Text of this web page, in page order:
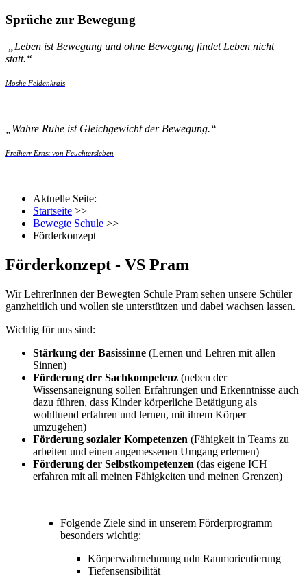
Sprüche zur Bewegung
Leben ist Bewegung und ohne Bewegung findet Leben nicht
statt.“
Moshe Feldenkrais
Wahre Ruhe ist Gleichgewicht der Bewegung.“
Freiherr Ernst von Feuchtersleben
Aktuelle Seite:
Startseite >>
Bewegte Schule >>
Förderkonzept
Förderkonzept - VS Pram
Wir LehrerInnen der Bewegten Schule Pram sehen unsere Schüler
ganzheitlich und wollen sie unterstützen und dabei wachsen lassen.
Wichtig für uns sind:
Stärkung der Basissinne (Lernen und Lehren mit allen
Sinnen)
Förderung der Sachkompetenz (neben der
Wissensaneignung sollen Erfahrungen und Erkenntnisse auch
dazu führen, dass Kinder körperliche Betätigung als
wohltuend erfahren und lernen, mit ihrem Körper
umzugehen)
Förderung sozialer Kompetenzen (Fähigkeit in Teams zu
arbeiten und einen angemessenen Umgang erlernen)
Förderung der Selbstkompetenzen (das eigene ICH
erfahren mit all meinen Fähigkeiten und meinen Grenzen)
Folgende Ziele sind in unserem Förderprogramm
besonders wichtig:
Körperwahrnehmung udn Raumorientierung
Tiefensensibilität